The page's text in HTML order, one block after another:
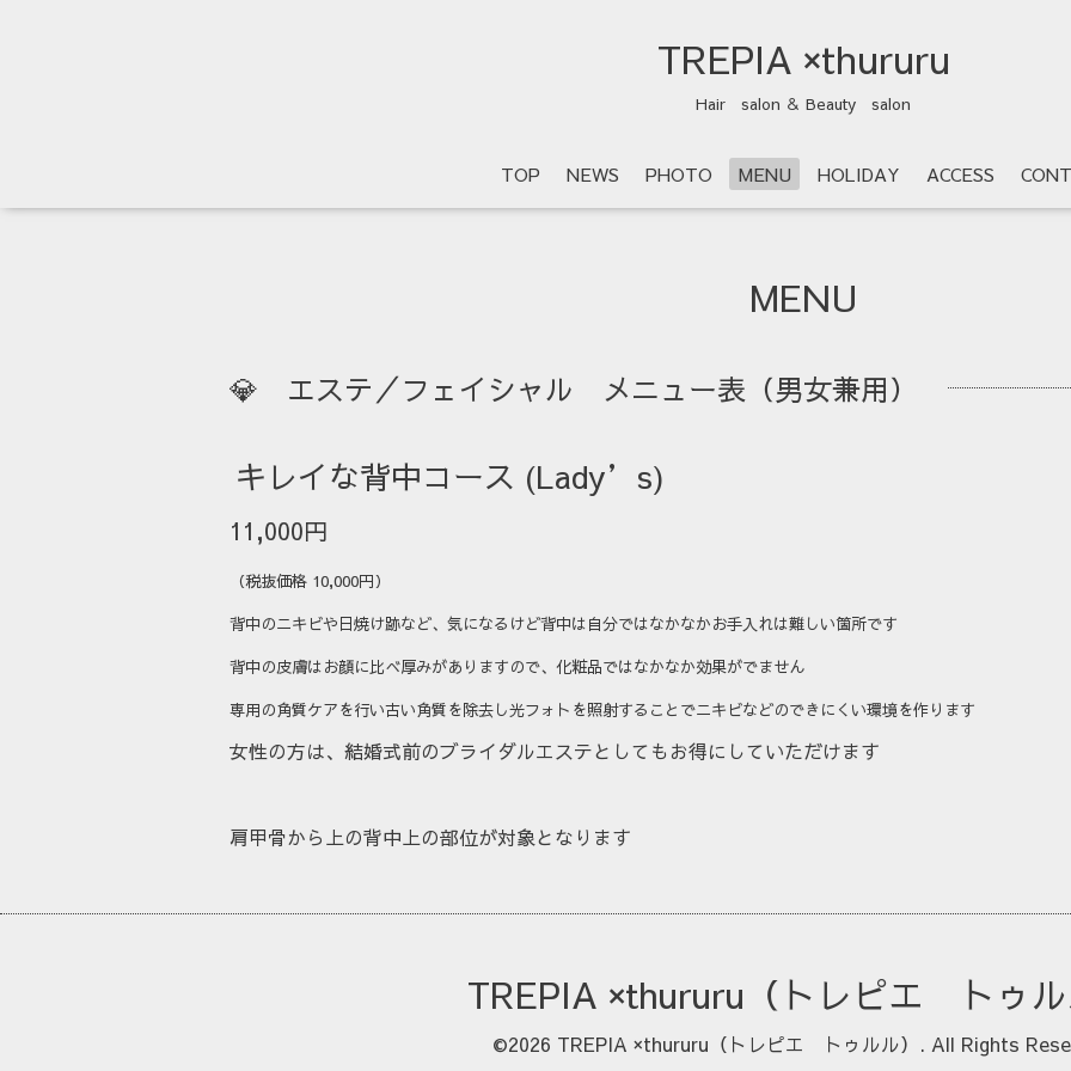
TREPIA ×thururu
Hair salon ＆ Beauty salon
TOP NEWS PHOTO MENU HOLIDAY ACCESS
MENU
💎 エステ／フェイシャル メニュー表（男女兼用）
キレイな背中コース (Lady’s)
11,000円
（税抜価格 10,000円）
背中のニキビや日焼け跡など、気になるけど背中は自分ではなかなかお手入れは難しい箇所です
背中の皮膚はお顔に比べ厚みがありますので、化粧品ではなかなか効果がでません
専用の角質ケアを行い古い角質を除去し光フォトを照射することでニキビなどのできにくい環境を作ります
女性の方は、結婚式前のブライダルエステとしてもお得にしていただけます
肩甲骨から上の背中上の部位が対象となります
TREPIA ×thururu（トレピエ トゥ
©2026 TREPIA ×thururu（トレピエ トゥルル） . All Rights